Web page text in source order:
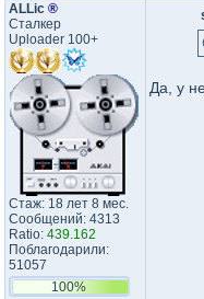
ALLic ®
Сталкер
Uploader 100+
Стаж: 18 лет 8 мес.
Сообщений: 4313
Ratio: 439.162
Поблагодарили:
51057
100%
Да, у